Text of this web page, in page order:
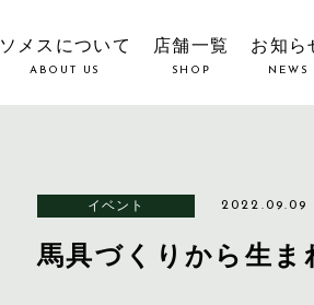
ソメスについて
ABOUT US
店舗一覧
SHOP
お知ら
NEWS
イベント 2022.09.09
馬具づくりから生